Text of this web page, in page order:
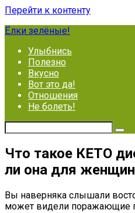
Перейти к контенту
Ёлки зелёные!
Улыбнись
Полезно
Вкусно
Вот это да!
Отношения
Не болеть!
Что такое КЕТО
ли она для
Вы наверняка слышали
может видели поражающие